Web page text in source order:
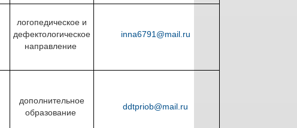
логопедическое и
дефектологическое
направление
inna6791@mail.ru
дополнительное
образование
ddtpriob@mail.ru